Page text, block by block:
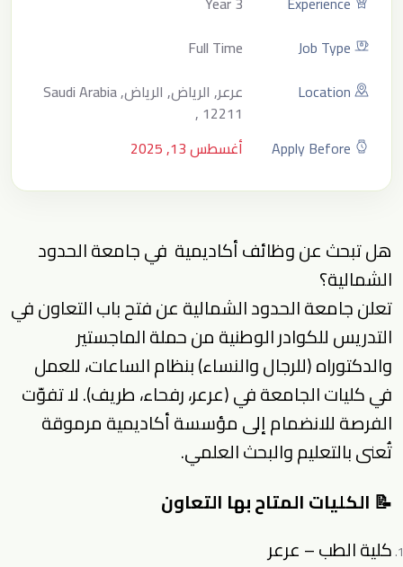
Job Type
Full Time
Location
عرعر, الرياض, الرياض, Saudi Arabia
, 12211
Apply Before
أغسطس 13, 2025
هل تبحث عن وظائف أكاديمية فيجامعة الحدود
الشمالية؟
تعلن جامعة الحدود الشمالية عن فتح باب التعاون في
التدريس للكوادر الوطنية من حملة الماجستير
والدكتوراه (للرجال والنساء) بنظام الساعات، للعمل
في كليات الجامعة في (عرعر، رفحاء، طريف). لا تفوّت
الفرصة للانضمام إلى مؤسسة أكاديمية مرموقة
تُعنى بالتعليم والبحث العلمي.
📝 الكليات المتاح بها التعاون
كلية الطب – عرعر